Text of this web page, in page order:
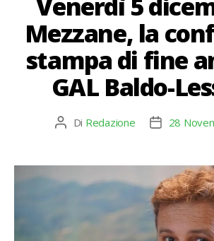
Venerdì 5
Mezzane, la
stampa di fine
GAL Baldo-
Autore
Di Redazione
Data
28